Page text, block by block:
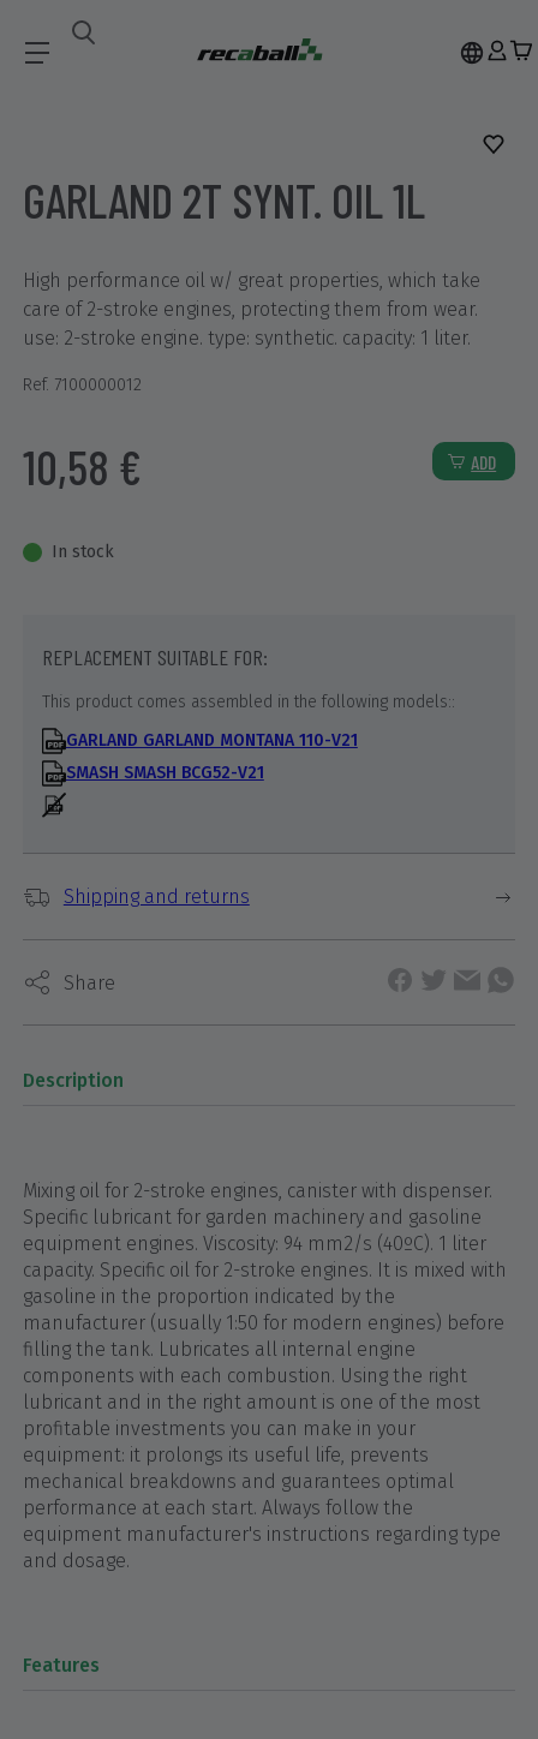
Accesorios
GARLAND 2T SYNT. OIL 1L
High performance oil w/ great properties, which take
care of 2-stroke engines, protecting them from wear.
use: 2-stroke engine. type: synthetic. capacity: 1 liter.
Ref. 7100000012
10,58 € ADD
In stock
REPLACEMENT SUITABLE FOR:
This product comes assembled in the following models::
GARLAND GARLAND MONTANA 110-V21
SMASH SMASH BCG52-V21
Shipping and returns
Share
Description
Mixing oil for 2-stroke engines, canister with dispenser.
Specific lubricant for garden machinery and gasoline
equipment engines. Viscosity: 94 mm2/s (40ºC). 1 liter
capacity. Specific oil for 2-stroke engines. It is mixed with
gasoline in the proportion indicated by the
manufacturer (usually 1:50 for modern engines) before
filling the tank. Lubricates all internal engine
components with each combustion. Using the right
lubricant and in the right amount is one of the most
profitable investments you can make in your
equipment: it prolongs its useful life, prevents
mechanical breakdowns and guarantees optimal
performance at each start. Always follow the
equipment manufacturer's instructions regarding type
and dosage.
Features